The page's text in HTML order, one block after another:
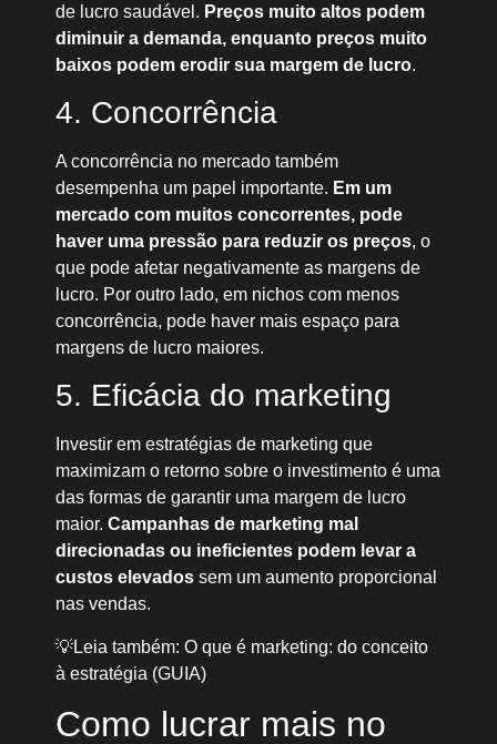
de lucro saudável. Preços muito altos podem
diminuir a demanda, enquanto preços muito
baixos podem erodir sua margem de lucro.
4. Concorrência
A concorrência no mercado também
desempenha um papel importante. Em um
mercado com muitos concorrentes, pode
haver uma pressão para reduzir os preços, o
que pode afetar negativamente as margens de
lucro. Por outro lado, em nichos com menos
concorrência, pode haver mais espaço para
margens de lucro maiores.
5. Eficácia do marketing
Investir em estratégias de marketing que
maximizam o retorno sobre o investimento é uma
das formas de garantir uma margem de lucro
maior. Campanhas de marketing mal
direcionadas ou ineficientes podem levar a
custos elevados sem um aumento proporcional
nas vendas.
💡Leia também: O que é marketing: do conceito
à estratégia (GUIA)
Como lucrar mais no